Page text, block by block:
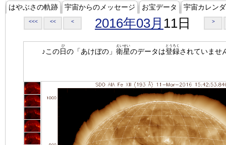
はやぶさの軌跡 宇宙からのメッセージ お宝データ 宇宙カレン
<<< << < 2016年03月 11日 >
♪この日
ひ
の「あけぼの」 衛星
えいせい
のデータは登録
とうろく
されていませ